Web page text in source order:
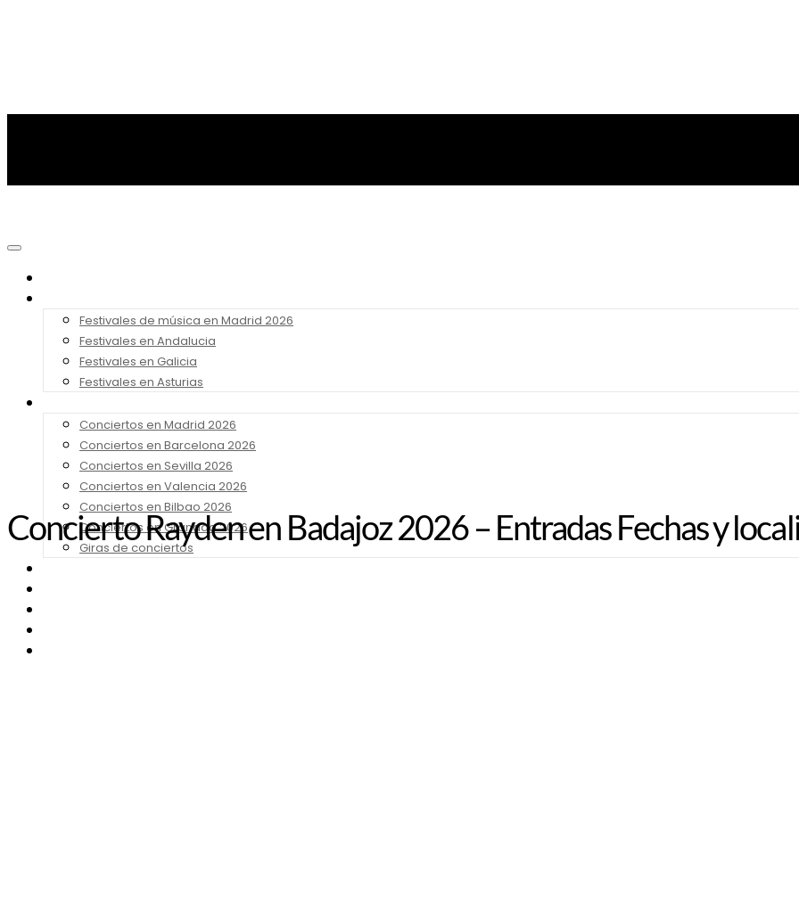
Festivales de música en Madrid 2026
Festivales en Andalucia
Festivales en Galicia
Festivales en Asturias
Conciertos en Madrid 2026
Conciertos en Barcelona 2026
Conciertos en Sevilla 2026
Conciertos en Valencia 2026
Conciertos en Bilbao 2026
Conciertos en Granada 2026
Giras de conciertos
Concierto Rayden en Badajoz 2026 – Entradas Fechas y